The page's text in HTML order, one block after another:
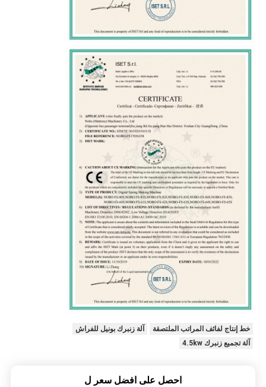
خط إنتاج لفائف المراتب الملتصقة
آلة زنبرك بونيل للفراش
آلة تجميع زنبرك 4.5kw
احصل على افضل سعر ل